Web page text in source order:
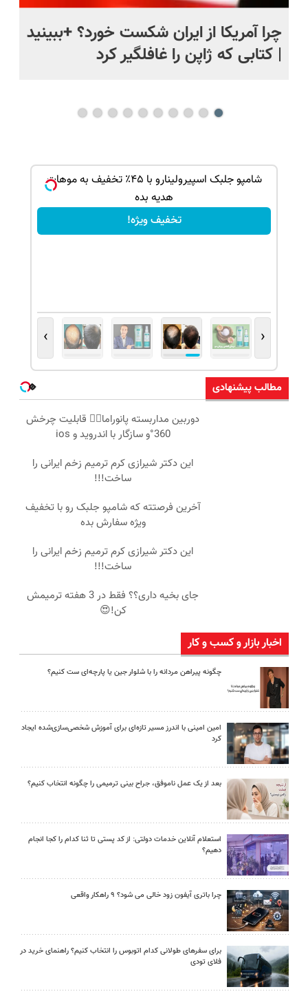
چرا آمریکا از ایران شکست خورد؟ +ببینید
| کتابی که ژاپن را غافلگیر کرد
شامپو جلبک اسپیرولینارو با ۴۵٪ تخفیف به موهات
هدیه بده
تخفیف ویژه!
‹
›
مطالب پیشنهادی
دوربین مداربسته پانوراما👈🏻 قابلیت چرخش
360°و سازگار با اندروید و ios
این دکتر شیرازی کرم ترمیم زخم ایرانی را
ساخت!!!
آخرین فرصتته که شامپو جلبک رو با تخفیف
ویژه سفارش بده
این دکتر شیرازی کرم ترمیم زخم ایرانی را
ساخت!!!
جای بخیه داری؟؟ فقط در 3 هفته ترمیمش
کن!😍
اخبار بازار و کسب و کار
چگونه پیراهن مردانه را با شلوار جین یا پارچه‌ای ست کنیم؟
امین امینی با اندرز مسیر تازه‌ای برای آموزش شخصی‌سازی‌شده ایجاد
کرد
بعد از یک عمل ناموفق، جراح بینی ترمیمی را چگونه انتخاب کنیم؟
استعلام آنلاین خدمات دولتی: از کد پستی تا ثنا کدام را کجا انجام
دهیم؟
چرا باتری آیفون زود خالی می شود؟ ۹ راهکار واقعی
برای سفرهای طولانی کدام اتوبوس را انتخاب کنیم؟ راهنمای خرید در
فلای تودی